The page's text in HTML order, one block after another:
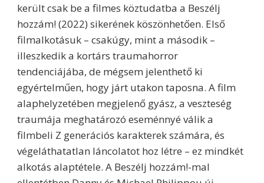
került csak be a filmes köztudatba a Beszélj
hozzám! (2022) sikerének köszönhetően. Első
filmalkotásuk – csakúgy, mint a második –
illeszkedik a kortárs traumahorror
tendenciájába, de mégsem jelenthető ki
egyértelműen, hogy járt utakon taposna. A film
alaphelyzetében megjelenő gyász, a veszteség
traumája meghatározó eseménnyé válik a
filmbeli Z generációs karakterek számára, és
végeláthatatlan láncolatot hoz létre – ez mindkét
alkotás alaptétele. A Beszélj hozzám!-mal